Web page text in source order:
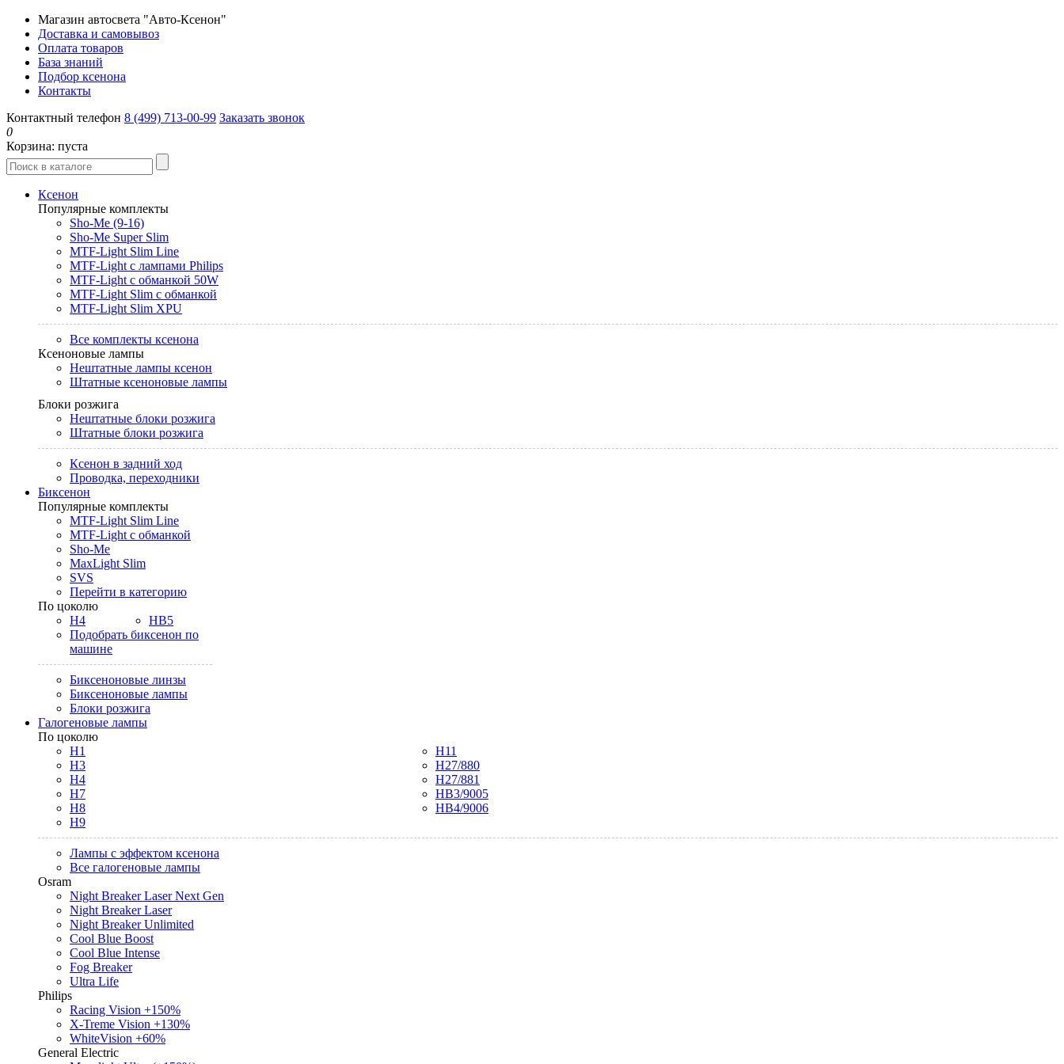
Магазин автосвета "Авто-Ксенон"
Доставка и самовывоз
Оплата товаров
База знаний
Подбор ксенона
Контакты
Контактный телефон 8 (499) 713-00-99 Заказать звонок
0
Корзина: пуста
Ксенон
Популярные комплекты
Sho-Me (9-16)
Sho-Me Super Slim
MTF-Light Slim Line
MTF-Light с лампами Philips
MTF-Light с обманкой 50W
MTF-Light Slim с обманкой
MTF-Light Slim XPU
Все комплекты ксенона
Ксеноновые лампы
Нештатные лампы ксенон
Штатные ксеноновые лампы
Блоки розжига
Нештатные блоки розжига
Штатные блоки розжига
Ксенон в задний ход
Проводка, переходники
Биксенон
Популярные комплекты
MTF-Light Slim Line
MTF-Light с обманкой
Sho-Me
MaxLight Slim
SVS
Перейти в категорию
По цоколю
H4
HB5
Подобрать биксенон по
машине
Биксеноновые линзы
Биксеноновые лампы
Блоки розжига
Галогеновые лампы
По цоколю
H1
H3
H4
H7
H8
H9
H11
H27/880
H27/881
HB3/9005
HB4/9006
Лампы с эффектом ксенона
Все галогеновые лампы
Osram
Night Breaker Laser Next Gen
Night Breaker Laser
Night Breaker Unlimited
Cool Blue Boost
Cool Blue Intense
Fog Breaker
Ultra Life
Philips
Racing Vision +150%
X-Treme Vision +130%
WhiteVision +60%
General Electric